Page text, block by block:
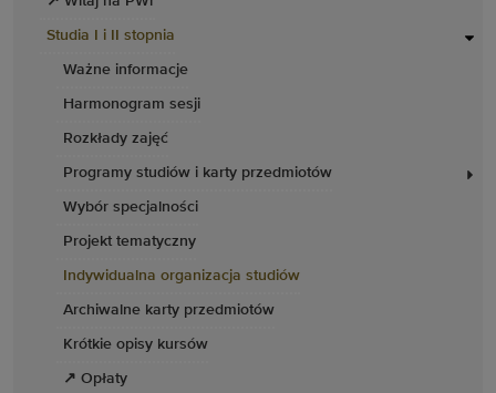
Studia I i II stopnia
Ważne informacje
Harmonogram sesji
Rozkłady zajęć
Programy studiów i karty przedmiotów
Wybór specjalności
Projekt tematyczny
Indywidualna organizacja studiów
Archiwalne karty przedmiotów
Krótkie opisy kursów
↗ Opłaty